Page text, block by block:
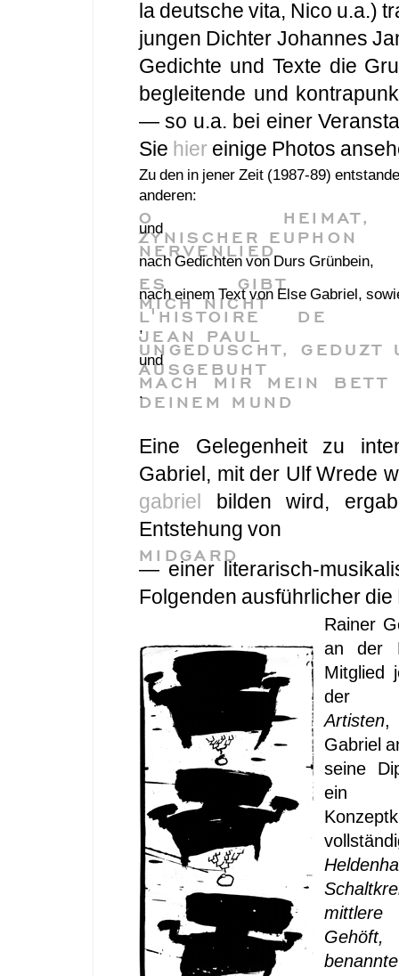
la deutsche vita, Nico u.a.)
jungen Dichter Johannes
Gedichte und Texte die
begleitende und
— so u.a. bei einer
Sie hier einige Photos
Zu den in jener Zeit (1987-89)
anderen:
O HEIMAT,
ZYNISCHER EUPHON
und
NERVENLIED
nach Gedichten von Durs Grünbein,
ES GIBT
MICH NICHT
nach einem Text von Else Gabriel,
L'HISTOIRE DE
JEAN PAUL
,
UNGEDUSCHT, GEDUZT
AUSGEBUHT
und
MACH MIR MEIN
DEINEM MUND
.
Eine Gelegenheit zu
Gabriel, mit der Ulf Wrede
gabriel bilden wird,
Entstehung von
MIDGARD
— einer literarisch-
Folgenden ausführlicher die
Rainer
an der
Mitglied
Artisten,
Gabriel
seine
ein
mittlere